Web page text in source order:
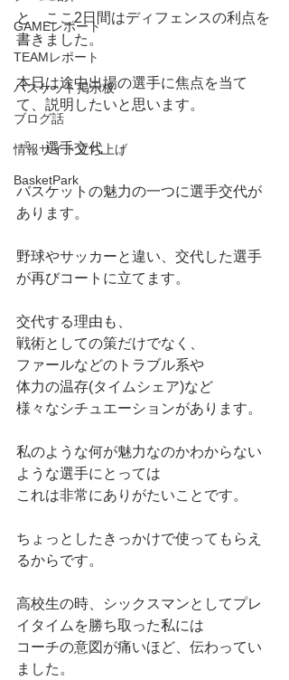
GAMEレポート
TEAMレポート
バスケット掲示板
ブログ話
情報サイト立ち上げ
BasketPark
と、ここ2日間はディフェンスの利点を
書きました。
本日は途中出場の選手に焦点を当て
て、説明したいと思います。
『　選手交代　』
バスケットの魅力の一つに選手交代が
あります。
野球やサッカーと違い、交代した選手
が再びコートに立てます。
交代する理由も、
戦術としての策だけでなく、
ファールなどのトラブル系や
体力の温存(タイムシェア)など
様々なシチュエーションがあります。
私のような何が魅力なのかわからない
ような選手にとっては
これは非常にありがたいことです。
ちょっとしたきっかけで使ってもらえ
るからです。
高校生の時、シックスマンとしてプレ
イタイムを勝ち取った私には
コーチの意図が痛いほど、伝わってい
ました。